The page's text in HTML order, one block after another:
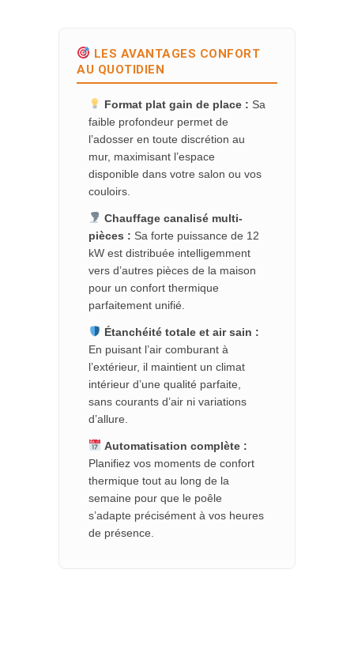
LES AVANTAGES CONFORT
AU QUOTIDIEN
Format plat gain de place : Sa
faible profondeur permet de
l’adosser en toute discrétion au
mur, maximisant l’espace
disponible dans votre salon ou vos
couloirs.
Chauffage canalisé multi-
pièces : Sa forte puissance de 12
kW est distribuée intelligemment
vers d’autres pièces de la maison
pour un confort thermique
parfaitement unifié.
Étanchéité totale et air sain :
En puisant l’air comburant à
l’extérieur, il maintient un climat
intérieur d’une qualité parfaite,
sans courants d’air ni variations
d’allure.
Automatisation complète :
Planifiez vos moments de confort
thermique tout au long de la
semaine pour que le poêle
s’adapte précisément à vos heures
de présence.